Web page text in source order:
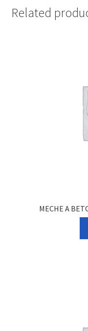
Related
MECHE A